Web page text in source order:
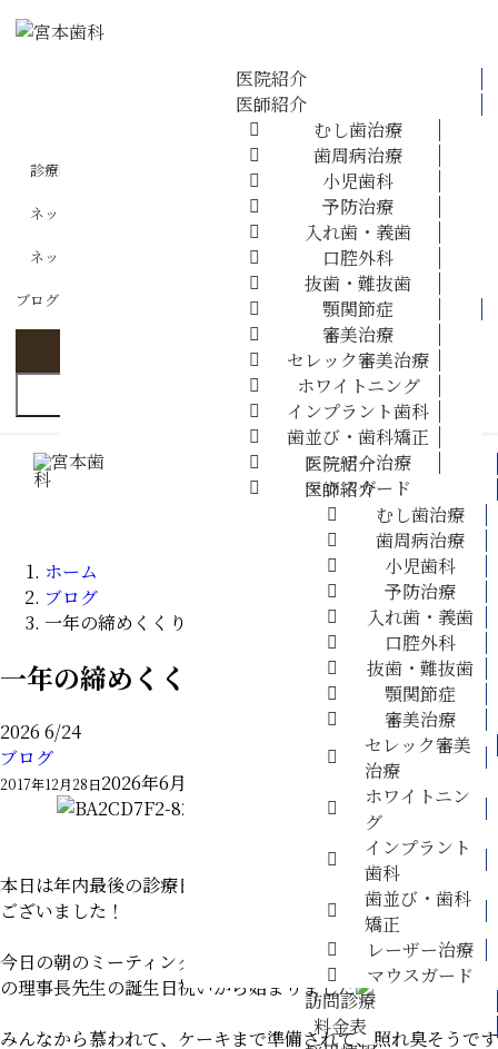
医院紹介
診療案内
料金表
医院紹介
医師紹介
むし歯治療
歯周病治療
小児歯科
予防治療
入れ歯・義歯
口腔外科
抜歯・難抜歯
顎関節症
審美治療
セレック審美治療
ホワイトニング
インプラント歯科
歯並び・歯科矯正
レーザー治療
マウスガード
診療時間・アクセス
ネット相談
ネット予約
ブログ
医院紹介
医師紹介
むし歯治療
歯周病治療
小児歯科
予防治療
入れ歯・義歯
口腔外科
抜歯・難抜歯
顎関節症
審美治療
セレック審美
治療
ホワイトニン
グ
インプラント
歯科
歯並び・歯科
矯正
レーザー治療
マウスガード
訪問診療
料金表
ホーム
ブログ
一年の締めくくり
一年の締めくくり
2026 6/24
ブログ
2017年12月28日2026年6月24日
本日は年内最後の診療日です。今年も一年、本当にありがとう
ございました！
今日の朝のミーティングはちょっと早いですが1月1日が誕生日
の理事長先生の誕生日祝いから始まりました
みんなから慕われて、ケーキまで準備されて、照れ臭そうです